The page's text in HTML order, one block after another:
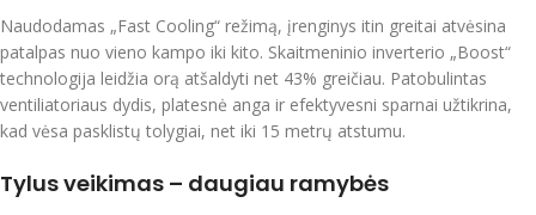
Naudodamas „Fast Cooling“ režimą, įrenginys itin greitai atvėsina
patalpas nuo vieno kampo iki kito. Skaitmeninio inverterio „Boost“
technologija leidžia orą atšaldyti net 43% greičiau. Patobulintas
ventiliatoriaus dydis, platesnė anga ir efektyvesni sparnai užtikrina,
kad vėsa pasklistų tolygiai, net iki 15 metrų atstumu.
Tylus veikimas – daugiau ramybės